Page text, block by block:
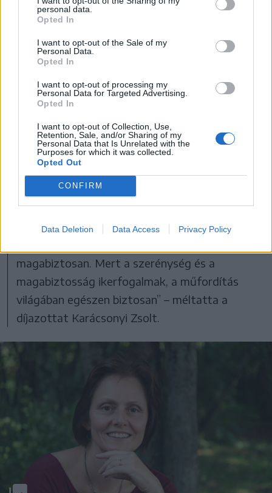
personal data.
Opted In
I want to opt-out of the Sale of my
Personal Data.
Opted In
I want to opt-out of processing my
Personal Data for Targeted Advertising.
Opted In
I want to opt-out of Collection, Use,
Retention, Sale, and/or Sharing of my
Personal Data that Is Unrelated with the
Purposes for which it was collected.
Opted Out
CONFIRM
Data Deletion Data Access Privacy Policy
kapcsolódnak. Vallasek Júlia igazi űrhajós, mert
csillagok közötti távolságokat köt össze,
fényévekkel mérhető
távolságokat tesz meg
néhány földi év alatt,
dimenziókon halad át,
tereket és időket hajlít, nem
csupán fordítóként, de
irodalomtörténészként,
bennünket is segítő
időutazóként.
magabiztosan. Mert a szerénység és a
magabiztosság ikerfogalmak, a műfordítás
világában egészen biztosan” – méltatta a
díjazottat Karácsonyi Zsolt.